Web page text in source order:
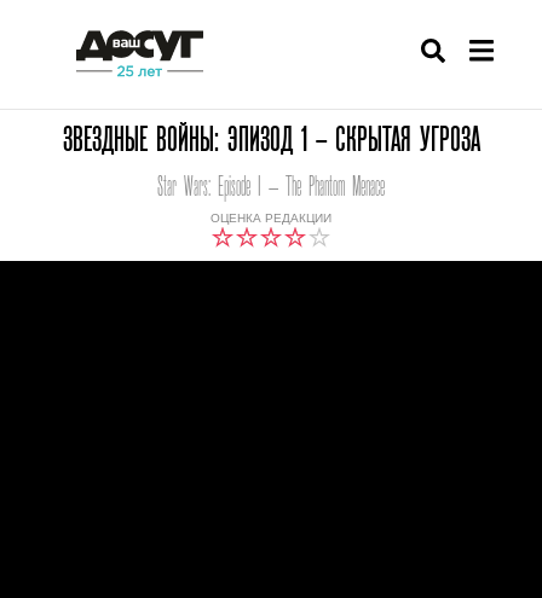
ЗВЕЗДНЫЕ ВОЙНЫ: ЭПИЗОД 1 – СКРЫТАЯ УГРОЗА
ОЦЕНКА РЕДАКЦИИ
Star Wars: Episode I — The Phantom Menace